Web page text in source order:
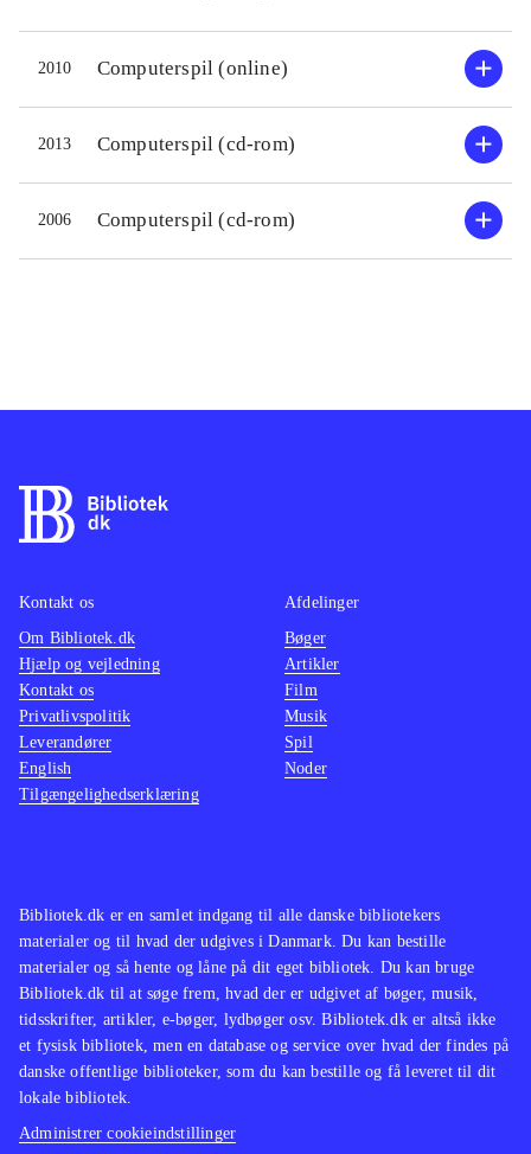
I "min lydighedsskole" skal man
klare 10 discipliner med sin hund, fx
forhindringsbane, frisbee og
tovtrækning. Belønningen er
hundefotos til udprintning. Man får
komme videre i spillet. Grafikken i
men ind imellem også tastatur
I rækken med titelbegyndelsen "Jeg
kaniner, katte og hunde, som minder
meget om disse to titler, både hvad
angår grafik, indhold og kvalitet. Der
findes mange dyrespil på markedet,
og de fleste er noget bedre end disse
to
Spillene ligger begge et stykke under
de fleste minispil - svarer således
ikke til dem på de to covers, hvilket
er ret forvirrende. Titlerne på
minispillene i "min kæledyrspension"
er desuden i mange tilfælde
misvisende i forhold til deres reelle
indhold.
2010 Computerspil (online)
2013 Computerspil (cd-rom)
2006 Computerspil (cd-rom)
Bibliotek.dk er en samlet indgang til alle danske bibliotekers
materialer og til hvad der udgives i Danmark. Du kan bestille
materialer og så hente og låne på dit eget bibliotek. Du kan bruge
Bibliotek.dk til at søge frem, hvad der er udgivet af bøger, musik,
tidsskrifter, artikler, e-bøger, lydbøger osv. Bibliotek.dk er altså ikke
et fysisk bibliotek, men en database og service over hvad der findes på
danske offentlige biblioteker, som du kan bestille og få leveret til dit
lokale bibliotek.
Administrer cookieindstillinger
Kontakt os
Om Bibliotek.dk
Hjælp og vejledning
Kontakt os
Privatlivspolitik
Leverandører
English
Tilgængelighedserklæring
Afdelinger
Bøger
Artikler
Film
Musik
Spil
Noder